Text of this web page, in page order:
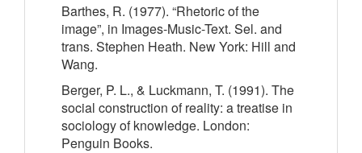
Barthes, R. (1977). “Rhetoric of the
image”, in Images-Music-Text. Sel. and
trans. Stephen Heath. New York: Hill and
Wang.
Berger, P. L., & Luckmann, T. (1991). The
social construction of reality: a treatise in
sociology of knowledge. London:
Penguin Books.